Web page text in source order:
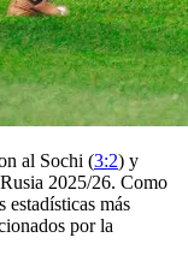
al Sochi (3:2) y
2025/26. Como
estadísticas más
por la